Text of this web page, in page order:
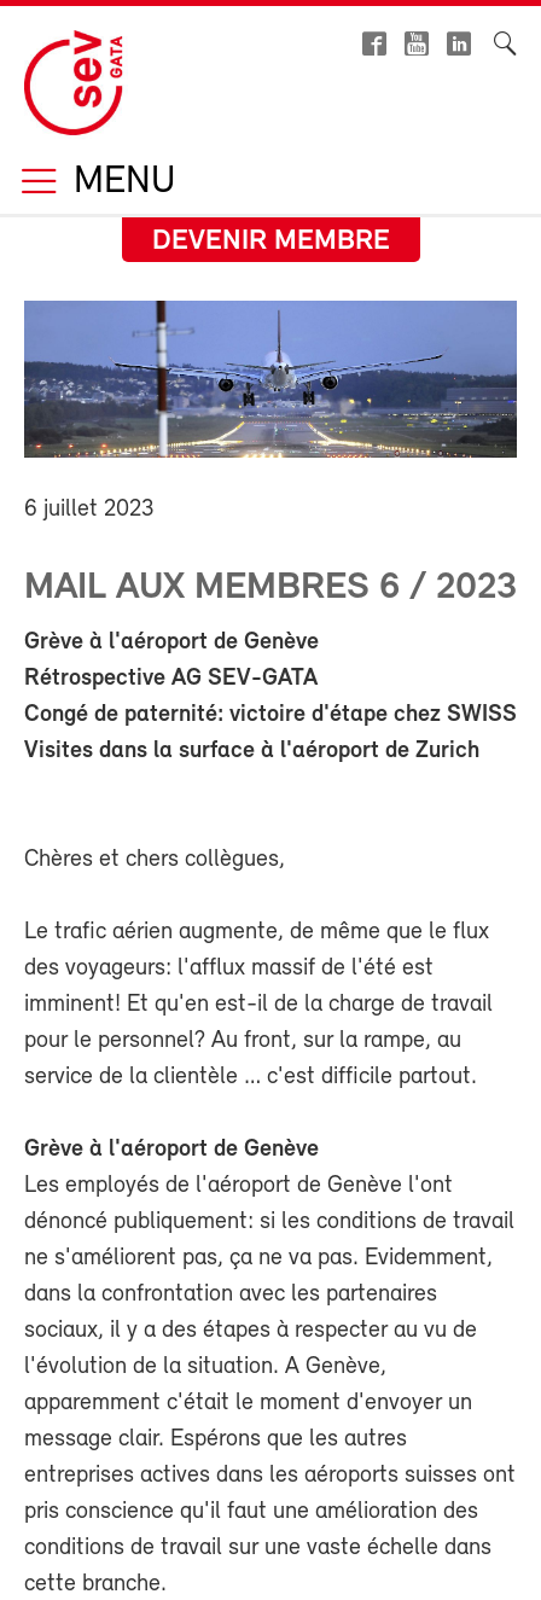
MENU
DEVENIR MEMBRE
6 juillet 2023
MAIL AUX MEMBRES 6 / 2023
Grève à l'aéroport de Genève
Rétrospective AG SEV-GATA
Congé de paternité: victoire d'étape chez SWISS
Visites dans la surface à l'aéroport de Zurich
Chères et chers collègues,
Le trafic aérien augmente, de même que le flux
des voyageurs: l'afflux massif de l'été est
imminent! Et qu'en est-il de la charge de travail
pour le personnel? Au front, sur la rampe, au
service de la clientèle … c'est difficile partout.
Grève à l'aéroport de Genève
Les employés de l'aéroport de Genève l'ont
dénoncé publiquement: si les conditions de travail
ne s'améliorent pas, ça ne va pas. Evidemment,
dans la confrontation avec les partenaires
sociaux, il y a des étapes à respecter au vu de
l'évolution de la situation. A Genève,
apparemment c'était le moment d'envoyer un
message clair. Espérons que les autres
entreprises actives dans les aéroports suisses ont
pris conscience qu'il faut une amélioration des
conditions de travail sur une vaste échelle dans
cette branche.